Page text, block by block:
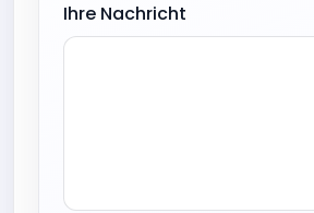
Ihre Nachricht